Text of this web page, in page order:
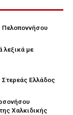
Πελοποννήσου
λεξικά με
Στερεάς Ελλάδος
Χαλκιδικής